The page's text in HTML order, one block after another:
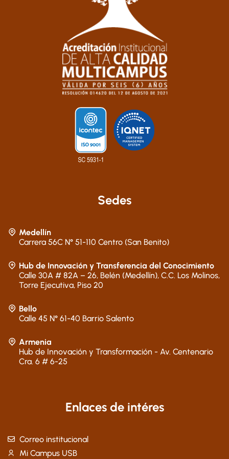
Sedes
Medellín
Carrera 56C N° 51-110 Centro (San Benito)
Hub de Innovación y Transferencia del Conocimiento
Calle 30A # 82A – 26, Belén (Medellín), C.C. Los Molinos,
Torre Ejecutiva, Piso 20
Bello
Calle 45 N° 61-40 Barrio Salento
Armenia
Hub de Innovación y Transformación - Av. Centenario
Cra. 6 # 6-25
Enlaces de intéres
Correo institucional
Mi Campus USB